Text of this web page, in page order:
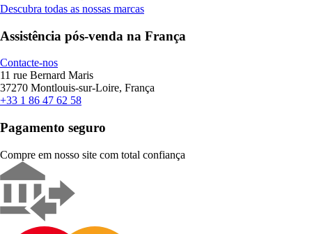
Descubra todas as nossas marcas
Assistência pós-venda na França
Contacte-nos
11 rue Bernard Maris
37270 Montlouis-sur-Loire, França
+33 1 86 47 62 58
Pagamento seguro
Compre em nosso site com total confiança